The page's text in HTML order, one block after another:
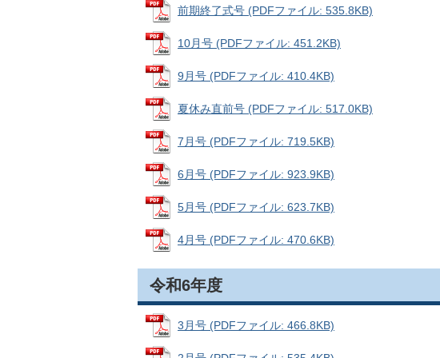
前期終了式号 (PDFファイル: 535.8KB)
10月号 (PDFファイル: 451.2KB)
9月号 (PDFファイル: 410.4KB)
夏休み直前号 (PDFファイル: 517.0KB)
7月号 (PDFファイル: 719.5KB)
6月号 (PDFファイル: 923.9KB)
5月号 (PDFファイル: 623.7KB)
4月号 (PDFファイル: 470.6KB)
令和6年度
3月号 (PDFファイル: 466.8KB)